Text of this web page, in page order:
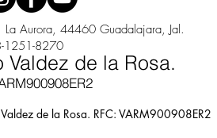
Aurora, 44460 Guadalajara, Jal.
1251-8270
Valdez de la Rosa.
de la Rosa. RFC: VARM900908ER2